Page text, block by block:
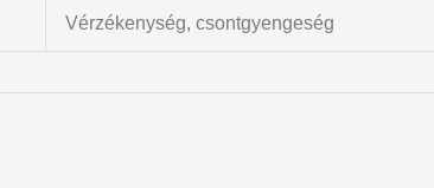
Vérzékenység, csontgyengeség